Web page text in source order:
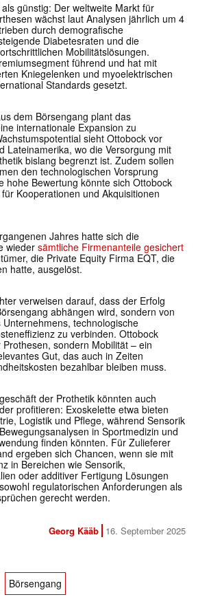
günstig: Der weltweite Markt für
wächst laut Analysen jährlich um 4
durch demografische
Diabetesraten und die
Mobilitätslösungen.
führend und hat mit
Kniegelenken und myoelektrischen
Standards gesetzt.
dem Börsengang plant das
internationale Expansion zu
sieht Ottobock vor
Lateinamerika, wo die Versorgung mit
bislang begrenzt ist. Zudem sollen
den technologischen Vorsprung
hohe Bewertung könnte sich Ottobock
Kooperationen und Akquisitionen
Jahres hatte sich die
wieder sämtliche Firmenanteile gesichert
die Private Equity Firma EQT, die
hatte, ausgelöst.
verweisen darauf, dass der Erfolg
abhängen wird, sondern von
technologische
zu verbinden. Ottobock
sondern Mobilität – ein
Gut, das auch in Zeiten
bezahlbar bleiben muss.
der Prothetik könnten auch
profitieren: Exoskelette etwa bieten
Logistik und Pflege, während Sensorik
in Sportmedizin und
finden könnten. Für Zulieferer
ergeben sich Chancen, wenn sie mit
in Bereichen wie Sensorik,
oder additiver Fertigung Lösungen
regulatorischen Anforderungen als
gerecht werden.
Georg Kääb 16. September 2025
Börsengang